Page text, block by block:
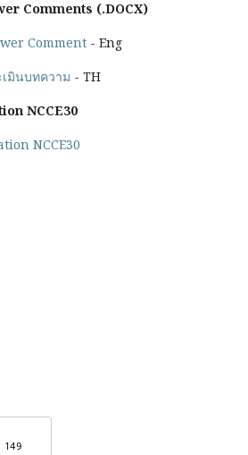
Comments (.DOCX)
Comment - Eng
มินบทความ - TH
NCCE30
NCCE30